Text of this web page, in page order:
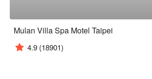
Mulan Villa Spa Motel Taipei
4.9 (18901)